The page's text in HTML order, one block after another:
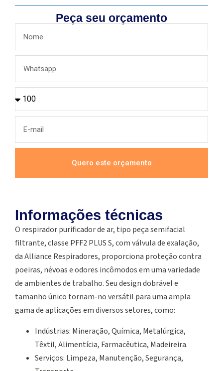
Peça seu orçamento
Quero este orçamento
Informações técnicas
O respirador purificador de ar, tipo peça semifacial
filtrante, classe PFF2 PLUS S, com válvula de exalação,
da Alliance Respiradores, proporciona proteção contra
poeiras, névoas e odores incômodos em uma variedade
de ambientes de trabalho. Seu design dobrável e
tamanho único tornam-no versátil para uma ampla
gama de aplicações em diversos setores, como:
Indústrias: Mineração, Química, Metalúrgica,
Têxtil, Alimentícia, Farmacêutica, Madeireira.
Serviços: Limpeza, Manutenção, Segurança,